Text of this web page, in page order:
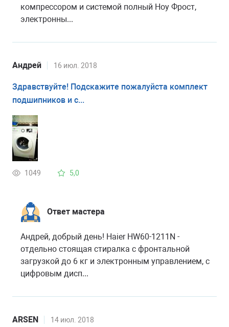
компрессором и системой полный Ноу Фрост,
электронны...
Андрей 16 июл. 2018
Здравствуйте! Подскажите пожалуйста комплект
подшипников и с...
1049 5,0
Ответ мастера
Андрей, добрый день! Haier HW60-1211N -
отдельно стоящая стиралка с фронтальной
загрузкой до 6 кг и электронным управлением, с
цифровым дисп...
ARSEN 14 июл. 2018